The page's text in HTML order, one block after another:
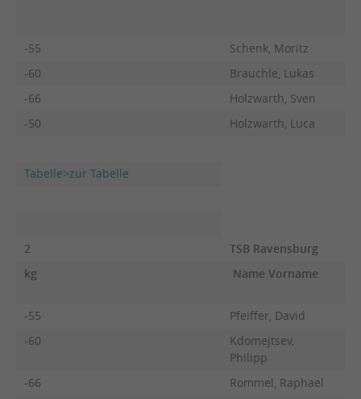
-55
Schenk, Moritz
-60
Brauchle, Lukas
-66
Holzwarth, Sven
-50
Holzwarth, Luca
Tabelle>zur Tabelle
2
TSB Ravensburg
kg
Name Vorname
-55
Pfeiffer, David
-60
Kdomejtsev,
Philipp
-66
Rommel, Raphael